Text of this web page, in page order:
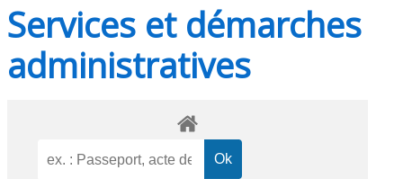
Services et démarches
administratives